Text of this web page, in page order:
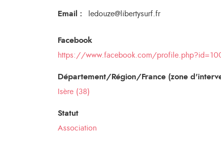
Email : ledouze@libertysurf.fr
Facebook
https://www.facebook.com/
Département/Région/France (zone
Isère (38)
Statut
Association